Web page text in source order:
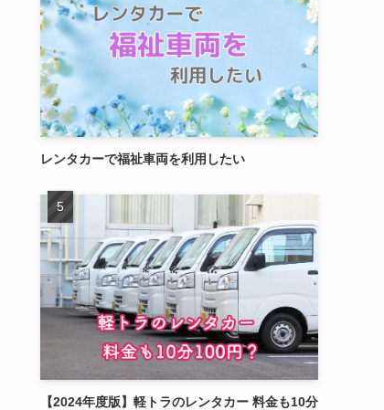
レンタカーで福祉車両を利用したい
【2024年度版】軽トラのレンタカー 料金も10分